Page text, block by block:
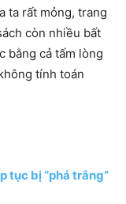
ta rất mỏng, trang
còn nhiều bất
bằng cả tấm lòng
tính toán
tục bị “phá trắng”